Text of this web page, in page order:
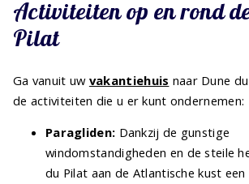
Activiteiten op en rond
Pilat
Ga vanuit uw vakantiehuis naar Dune
de activiteiten die u er kunt ondernemen:
Paragliden: Dankzij de gunstige
windomstandigheden en de steile
du Pilat aan de Atlantische kust